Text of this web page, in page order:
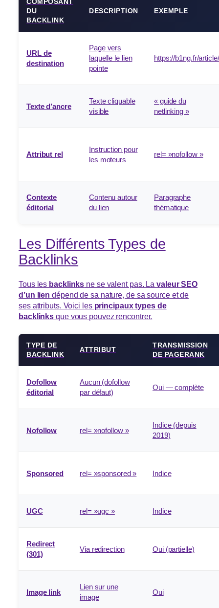
DU
BACKLINK
DESCRIPTION EXEMPLE
URL de
destination
Page vers
laquelle le lien
pointe
https://b1ng.fr/article/
Texte d’ancre
Texte cliquable
visible
« guide du
netlinking »
Attribut rel
Instruction pour
les moteurs
rel= »nofollow »
Contexte
éditorial
Contenu autour
du lien
Paragraphe
thématique
Les Différents Types de
Backlinks
Tous les backlinks ne se valent pas. Lavaleur SEO
d’un lien dépend de sa nature, de sa source et de
ses attributs. Voici les principaux types de
backlinks que vous pouvez rencontrer.
TYPE DE
BACKLINK
ATTRIBUT
TRANSMISSION
DE PAGERANK
Dofollow
éditorial
Aucun (dofollow
par défaut)
Oui — complète
Nofollow rel= »nofollow »
Indice (depuis
2019)
Sponsored rel= »sponsored » Indice
UGC rel= »ugc » Indice
Redirect
(301)
Via redirection Oui (partielle)
Image link
Lien sur une
image
Oui